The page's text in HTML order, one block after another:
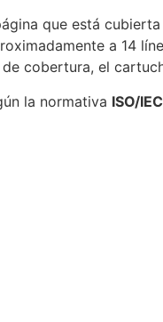
que está
a 14
cobertura, el
la normativa ISO/